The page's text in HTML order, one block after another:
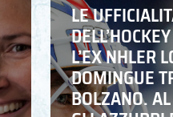
LE
L’EX NHLER
DOMINGUE
BOLZANO.